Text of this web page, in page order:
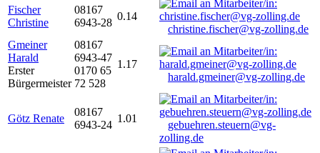
Fischer
Christine
08167
6943-28
0.14
christine.fischer@vg-zolling.de
Gmeiner
Harald
Erster
Bürgermeister
08167
6943-47
0170 65
72 528
1.17
harald.gmeiner@vg-zolling.de
Götz Renate
08167
6943-24
1.01
gebuehren.steuern@vg-
zolling.de